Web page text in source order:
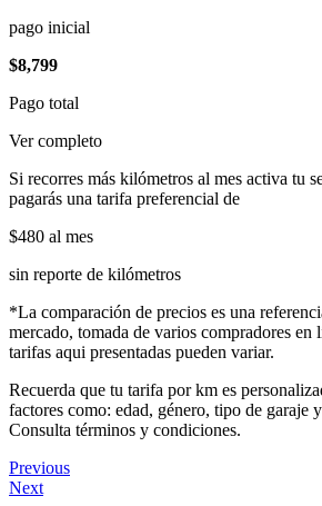
pago inicial
$8,799
Pago total
Ver completo
Si recorres más kilómetros al mes activa tu
pagarás una tarifa preferencial de
$480 al mes
sin reporte de kilómetros
*La comparación de precios es una
mercado, tomada de varios compradores en
tarifas aqui presentadas pueden variar.
Recuerda que tu tarifa por km es
factores como: edad, género, tipo de garaje
Consulta términos y condiciones.
Previous
Next